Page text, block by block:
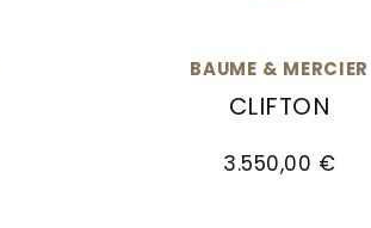
BAUME & MERCIER
CLIFTON
3.550,00 €